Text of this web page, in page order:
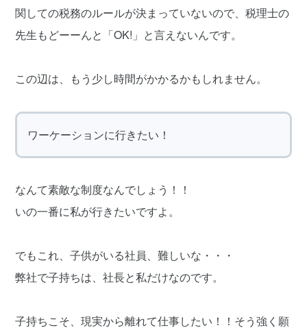
関しての税務のルールが決まっていないので、税理士の
先生もどーーんと「OK!」と言えないんです。
この辺は、もう少し時間がかかるかもしれません。
ワーケーションに行きたい！
なんて素敵な制度なんでしょう！！
いの一番に私が行きたいですよ。
でもこれ、子供がいる社員、難しいな・・・
弊社で子持ちは、社長と私だけなのです。
子持ちこそ、現実から離れて仕事したい！！そう強く願